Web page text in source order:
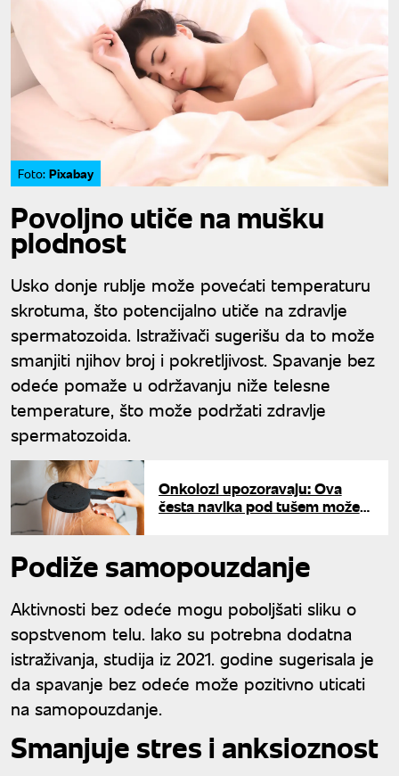
Foto: Pixabay
Povoljno utiče na mušku
plodnost
Usko donje rublje može povećati temperaturu
skrotuma, što potencijalno utiče na zdravlje
spermatozoida. Istraživači sugerišu da to može
smanjiti njihov broj i pokretljivost. Spavanje bez
odeće pomaže u održavanju niže telesne
temperature, što može podržati zdravlje
spermatozoida.
Onkolozi upozoravaju: Ova
česta navika pod tušem može
Podiže samopouzdanje
Aktivnosti bez odeće mogu poboljšati sliku o
sopstvenom telu. Iako su potrebna dodatna
istraživanja, studija iz 2021. godine sugerisala je
da spavanje bez odeće može pozitivno uticati
na samopouzdanje.
Smanjuje stres i anksioznost